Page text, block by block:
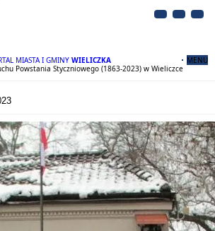
MIASTA I GMINY WIELICZKA MENU
Powstania Styczniowego (1863-2023) w Wieliczce